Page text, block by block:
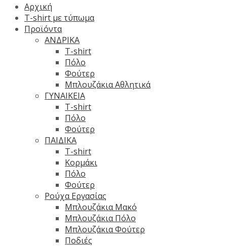
Αρχική
T-shirt με τύπωμα
Προϊόντα
ΑΝΔΡΙΚΑ
T-shirt
Πόλο
Φούτερ
Μπλουζάκια Αθλητικά
ΓΥΝΑΙΚΕΙΑ
T-shirt
Πόλο
Φούτερ
ΠΑΙΔΙΚΑ
T-shirt
Κορμάκι
Πόλο
Φούτερ
Ρούχα Εργασίας
Μπλουζάκια Μακό
Μπλουζάκια Πόλο
Μπλουζάκια Φούτερ
Ποδιές